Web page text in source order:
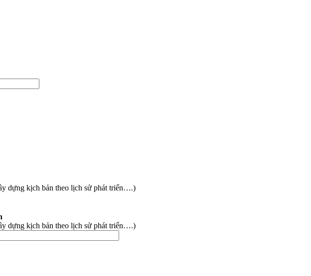
dựng kịch bản theo lịch sử phát triển….)
dựng kịch bản theo lịch sử phát triển….)